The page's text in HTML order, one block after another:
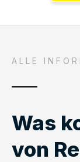
ALLE
Was
von